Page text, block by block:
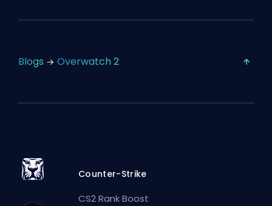
Blogs Overwatch 2
Counter-Strike
CS2 Rank Boost